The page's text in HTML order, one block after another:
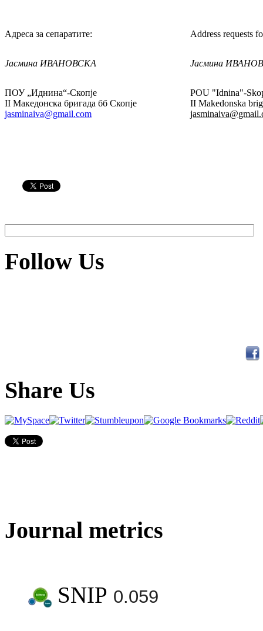
Адреса за сепаратите: Address requests
Јасмина ИВАНОВСКА Јасмина
ПОУ „Иднина“-Скопје
II Македонска бригада бб Скопје
jasminaiva@gmail.com
POU "Idnina"-
II Makedonska
Follow Us
Share Us
Journal metrics
SNIP 0.059